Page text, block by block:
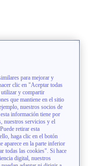
para mejorar y
clic en "Aceptar todas
y compartir
que mantiene en el sitio
nuestros socios de
información tiene por
nuestros servicios y el
retirar esta
haga clic en el botón
aparece en la parte inferior
todas las cookies". Si hace
digital, nuestros